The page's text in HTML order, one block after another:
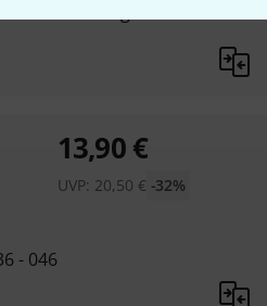
- 046
13,90 €
UVP: 20,50 € -32%